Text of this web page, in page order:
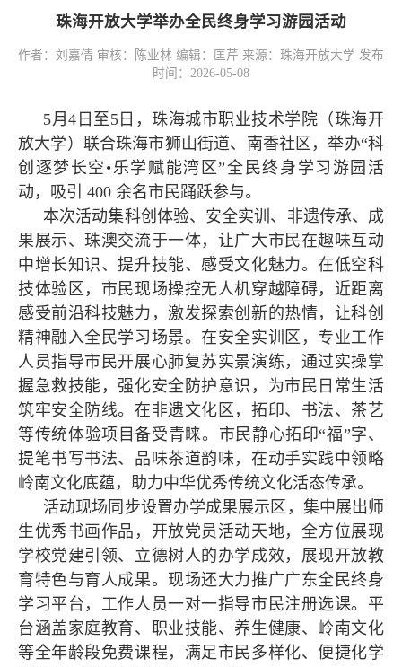
珠海开放大学举办全民终身学习游园活动
作者：刘嘉倩 审核：陈业林 编辑：匡芹 来源：珠海开放大学 发布
时间：2026-05-08
5月4日至5日，珠海城市职业技术学院（珠海开
放大学）联合珠海市狮山街道、南香社区，举办“科
创逐梦长空•乐学赋能湾区”全民终身学习游园活
动，吸引 400 余名市民踊跃参与。
本次活动集科创体验、安全实训、非遗传承、成
果展示、珠澳交流于一体，让广大市民在趣味互动
中增长知识、提升技能、感受文化魅力。在低空科
技体验区，市民现场操控无人机穿越障碍，近距离
感受前沿科技魅力，激发探索创新的热情，让科创
精神融入全民学习场景。在安全实训区，专业工作
人员指导市民开展心肺复苏实景演练，通过实操掌
握急救技能，强化安全防护意识，为市民日常生活
筑牢安全防线。在非遗文化区，拓印、书法、茶艺
等传统体验项目备受青睐。市民静心拓印“福”字、
提笔书写书法、品味茶道韵味，在动手实践中领略
岭南文化底蕴，助力中华优秀传统文化活态传承。
活动现场同步设置办学成果展示区，集中展出师
生优秀书画作品，开放党员活动天地，全方位展现
学校党建引领、立德树人的办学成效，展现开放教
育特色与育人成果。现场还大力推广广东全民终身
学习平台，工作人员一对一指导市民注册选课。平
台涵盖家庭教育、职业技能、养生健康、岭南文化
等全年龄段免费课程，满足市民多样化、便捷化学